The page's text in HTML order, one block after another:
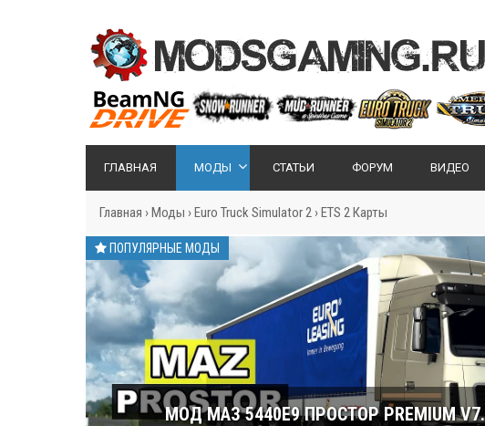
ГЛАВНАЯ МОДЫ СТАТЬИ ФОРУМ ВИДЕО
Главная ›Моды ›Euro Truck Simulator 2 ›ETS 2 Карты
ПОПУЛЯРНЫЕ МОДЫ
МОД МАЗ 5440E9 ПРОСТОР PREMIUM